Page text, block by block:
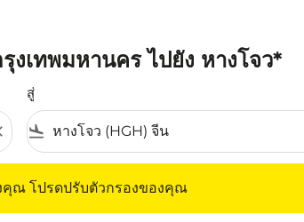
งเทพมหานคร ไปยัง หางโจว*
สู่
flight_land
คุณ โปรดปรับตัวกรองของคุณ